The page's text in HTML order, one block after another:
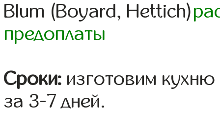
Blum (Boyard, Hettich)
предоплаты
Сроки: изготовим
за 3-7 дней.